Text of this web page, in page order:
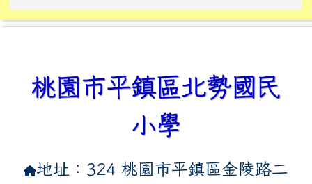
link to https://
link to https://10000.gov.tw/
link to https://
link to https://10000.gov.tw/
link to https://
link to https://
link to https://i.win.org.tw/
link to https://
link to https://
link to https://
link to https://
桃園市平鎮區北勢國民
小學
地址：324 桃園市平鎮區金陵路二